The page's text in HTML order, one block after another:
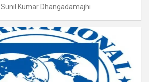
Sunil Kumar Dhangadamajhi